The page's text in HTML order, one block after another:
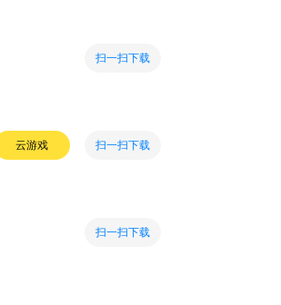
扫一扫下载
云游戏 扫一扫下载
扫一扫下载